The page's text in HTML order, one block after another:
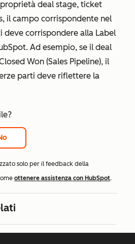
deal stage, ticket
il campo corrispondente nel
deve corrispondere alla Label
Ad esempio, se il deal
Won (Sales Pipeline), il
parti deve riflettere la
solo per il feedback della
ottenere assistenza con HubSpot.